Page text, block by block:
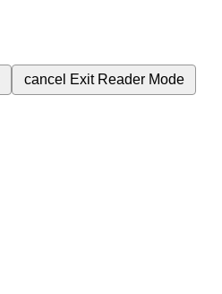
cancel Exit Reader Mode